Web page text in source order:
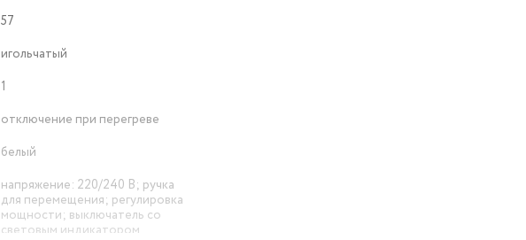
57
игольчатый
1
отключение при перегреве
белый
напряжение: 220/240 В; ручка
для перемещения; регулировка
мощности; выключатель со
световым индикатором